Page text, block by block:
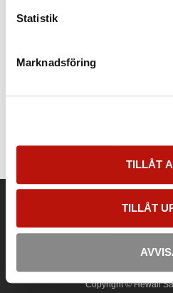
Statistik
Marknadsföring
TILLÅT
TILLÅT
Adress:
Betongvägen 7, Lokal 33, 142
Copyright © Hewall